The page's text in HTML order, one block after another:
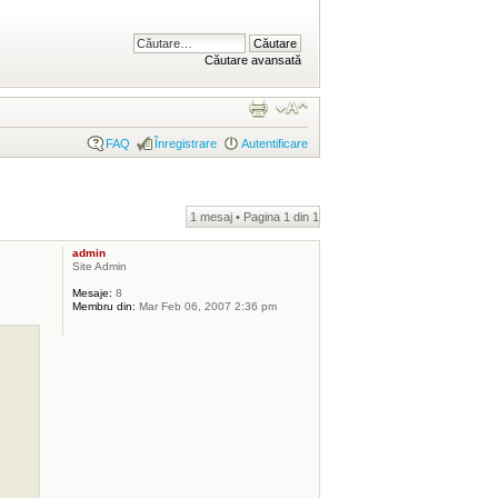
Căutare avansată
FAQ Înregistrare Autentificare
1 mesaj • Pagina 1 din 1
admin
Site Admin
Mesaje: 8
Membru din: Mar Feb 06, 2007 2:36 pm